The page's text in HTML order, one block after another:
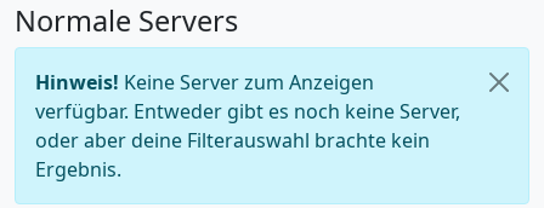
Normale Servers
Hinweis! Keine Server zum Anzeigen
verfügbar. Entweder gibt es noch keine Server,
oder aber deine Filterauswahl brachte kein
Ergebnis.